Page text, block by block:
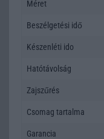
Méret
Beszélgetési idő
Készenléti ido
Hatótávolság
Zajszűrés
Csomag tartalma
Garancia